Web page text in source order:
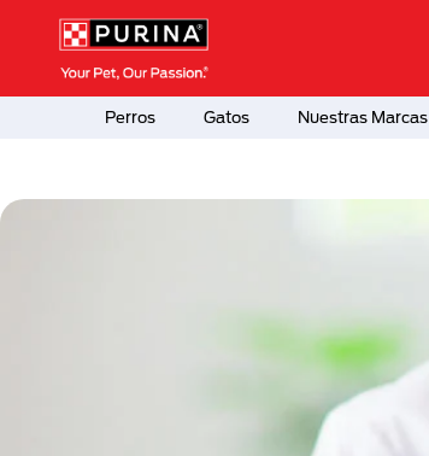
Pasar al contenido principal
Menú Secundario Purina
Menú Principal Purina
Perros Gatos Nuestras Marcas